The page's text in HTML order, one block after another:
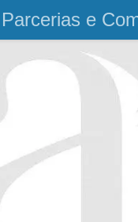
Parcerias e